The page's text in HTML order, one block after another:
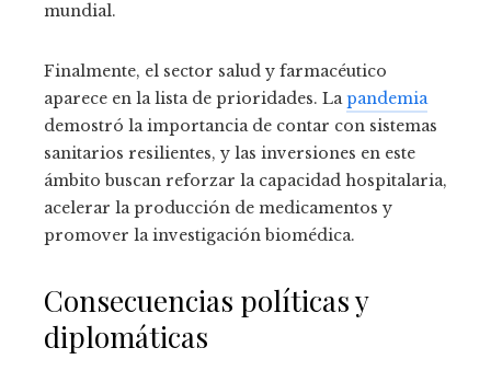
mundial.
Finalmente, el sector salud y farmacéutico
aparece en la lista de prioridades. Lapandemia
demostró la importancia de contar con sistemas
sanitarios resilientes, y las inversiones en este
ámbito buscan reforzar la capacidad hospitalaria,
acelerar la producción de medicamentos y
promover la investigación biomédica.
Consecuencias políticas y
diplomáticas